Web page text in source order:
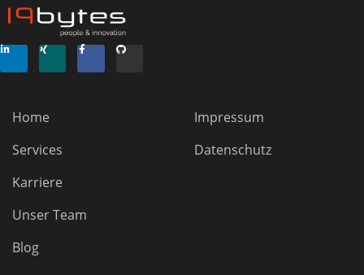
Home
Services
Karriere
Unser Team
Blog
Impressum
Datenschutz